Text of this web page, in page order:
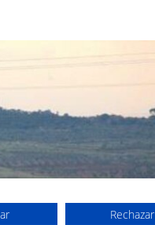
Rechazar